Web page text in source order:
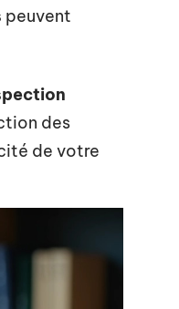
peuvent
des
de votre